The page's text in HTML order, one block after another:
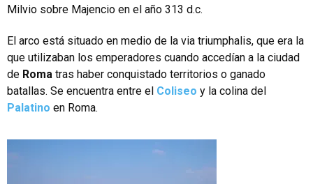
Milvio sobre Majencio en el año 313 d.c.
El arco está situado en medio de la via triumphalis, que era la
que utilizaban los emperadores cuando accedían a la ciudad
de Roma tras haber conquistado territorios o ganado
batallas. Se encuentra entre el Coliseo y la colina del
Palatino en Roma.